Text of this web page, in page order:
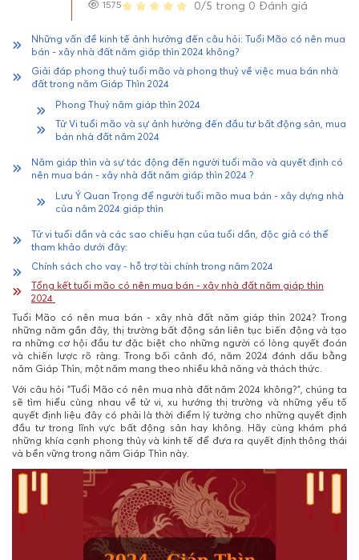
1575 0/5 trong 0 Đánh giá
Những vấn đề kinh tế ảnh hưởng đến câu hỏi: Tuổi Mão có nên mua
bán - xây nhà đất năm giáp thìn 2024 không?
Giải đáp phong thuỷ tuổi mão và phong thuỷ về việc mua bán nhà
đất trong năm Giáp Thìn 2024
Phong Thuỷ năm giáp thìn 2024
Tử Vi tuổi mão và sự ảnh hưởng đến đầu tư bất động sản, mua
bán nhà đất năm 2024
Năm giáp thìn và sự tác động đến người tuổi mão và quyết định có
nên mua bán - xây nhà đất năm giáp thìn 2024 ?
Lưu Ý Quan Trọng để người tuổi mão mua bán - xây dựng nhà
của năm 2024 giáp thìn
Tử vi tuổi dần và các sao chiếu hạn của tuổi dần, độc giả có thể
tham khảo dưới đây:
Chính sách cho vay - hỗ trợ tài chính trong năm 2024
Tổng kết tuổi mão có nên mua bán - xây nhà đất năm giáp thìn
2024
Tuổi Mão
có nên mua bán - xây nhà đất năm giáp thìn 2024?
Trong
những năm gần đây, thị trường bất động sản liên tục biến động và tạo
ra những cơ hội đầu tư đặc biệt cho những người có lòng quyết đoán
và chiến lược rõ ràng. Trong bối cảnh đó, năm 2024 đánh dấu bằng
năm Giáp Thìn, một năm mang theo nhiều khả năng và thách thức.
Với câu hỏi "Tuổi Mão có nên mua nhà đất năm 2024 không?", c húng ta
sẽ tìm hiểu cùng nhau về tử vi, xu hướng thị trường và những yếu tố
quyết định liệu đây có phải là thời điểm lý tưởng cho những quyết định
đầu tư trong lĩnh vực bất động sản hay không. Hãy cùng khám phá
những khía cạnh phong thủy và kinh tế để đưa ra quyết định thông thái
và bền vững trong năm Giáp Thìn này.